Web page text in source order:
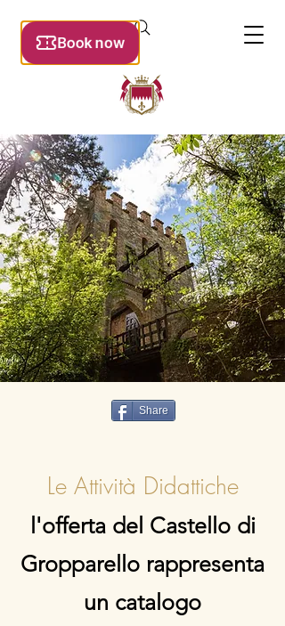
Share
Le Attività Didattiche
l'offerta del Castello di
Gropparello rappresenta
un catalogo